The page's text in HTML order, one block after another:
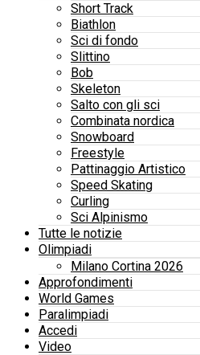
Short Track
Biathlon
Sci di fondo
Slittino
Bob
Skeleton
Salto con gli sci
Combinata nordica
Snowboard
Freestyle
Pattinaggio Artistico
Speed Skating
Curling
Sci Alpinismo
Tutte le notizie
Olimpiadi
Milano Cortina 2026
Approfondimenti
World Games
Paralimpiadi
Accedi
Video